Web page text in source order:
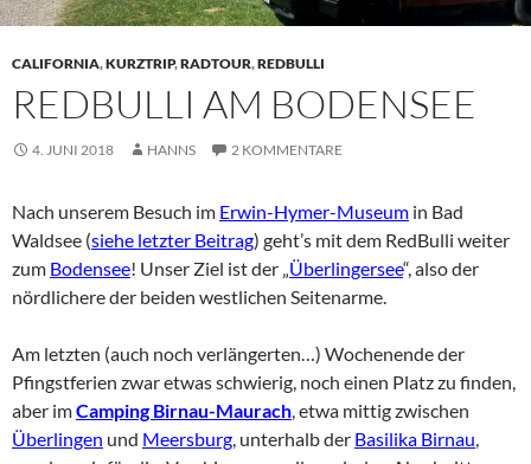
CALIFORNIA,KURZTRIP,RADTOUR,REDBULLI
REDBULLI AM BODENSEE
4. JUNI 2018 HANNS 2 KOMMENTARE
Nach unserem Besuch im Erwin-Hymer-Museum in Bad
Waldsee (siehe letzter Beitrag) geht’s mit dem RedBulli weiter
zum Bodensee! Unser Ziel ist der „Überlingersee“, also der
nördlichere der beiden westlichen Seitenarme.
Am letzten (auch noch verlängerten…) Wochenende der
Pfingstferien zwar etwas schwierig, noch einen Platz zu finden,
aber imCamping Birnau-Maurach, etwa mittig zwischen
Überlingen und Meersburg, unterhalb der Basilika Birnau,